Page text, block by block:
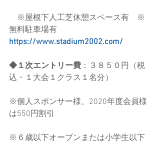
※屋根下人工芝休憩スペース有　※
無料駐車場有
https://www.stadium2002.com/
◆１次エントリー費 ：３８５０円（税
込・１大会１クラス１名分）
※個人スポンサー様、2020年度会員様
は550円割引
※６歳以下オープンまたは小学生以下